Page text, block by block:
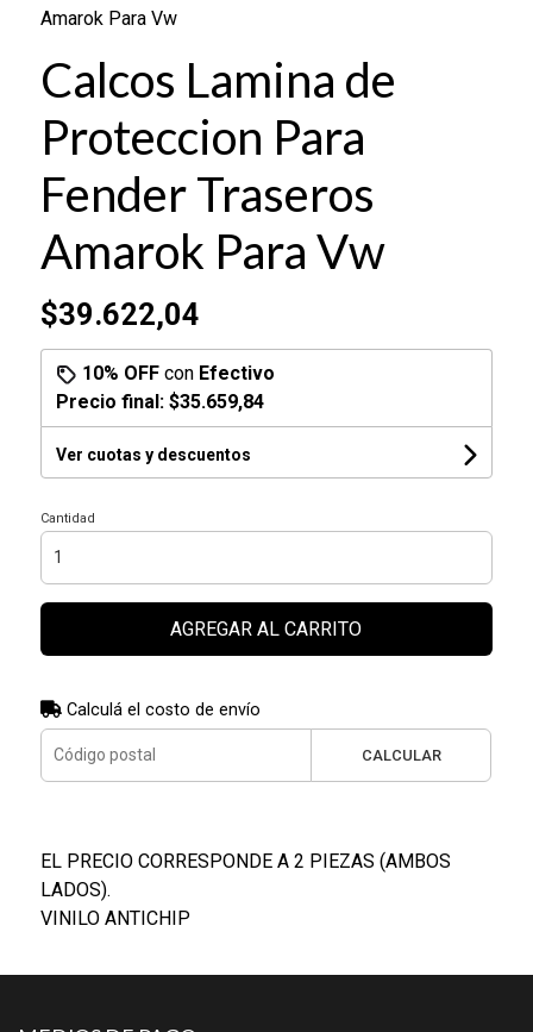
Amarok Para Vw
Calcos Lamina de
Proteccion Para
Fender Traseros
Amarok Para Vw
$39.622,04
10% OFFcon Efectivo
Precio final: $35.659,84
Ver cuotas y descuentos
Cantidad
AGREGAR AL CARRITO
Calculá el costo de envío
CALCULAR
EL PRECIO CORRESPONDE A 2 PIEZAS (AMBOS
LADOS).
VINILO ANTICHIP